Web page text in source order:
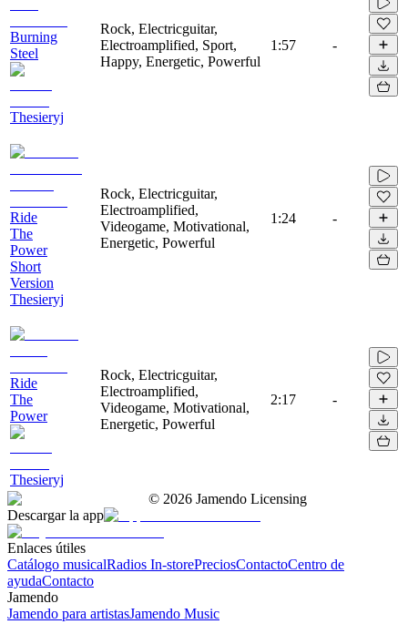
Burning
Steel
Thesieryj
Rock, Electricguitar,
Electroamplified, Sport,
Happy, Energetic, Powerful
1:57 -
Ride
The
Power
Short
Version
Thesieryj
Rock, Electricguitar,
Electroamplified,
Videogame, Motivational,
Energetic, Powerful
1:24 -
Ride
The
Power
Thesieryj
Rock, Electricguitar,
Electroamplified,
Videogame, Motivational,
Energetic, Powerful
2:17 -
© 2026 Jamendo Licensing
Descargar la app
Enlaces útiles
Catálogo musicalRadios In-storePreciosContactoCentro de
ayudaContacto
Jamendo
Jamendo para artistasJamendo Music